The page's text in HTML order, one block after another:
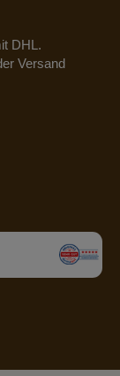
DHL.
Versand